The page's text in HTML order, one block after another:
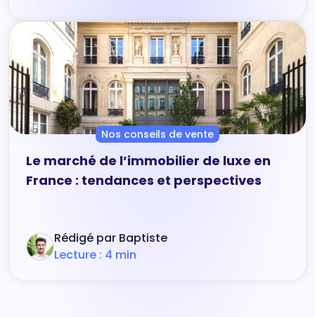
Nos conseils de vente
Le marché de l’immobilier de luxe en
France : tendances et perspectives
Rédigé par Baptiste
Lecture : 4 min